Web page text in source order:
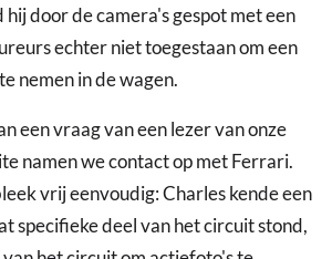
door de camera's gespot met een
echter niet toegestaan om een
nemen in de wagen.
een vraag van een lezer van onze
namen we contact op met Ferrari.
vrij eenvoudig: Charles kende een
specifieke deel van het circuit stond,